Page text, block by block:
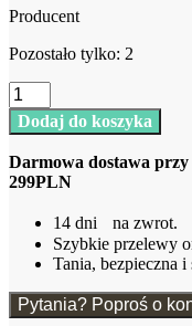
Producent
Pozostało tylko: 2
ilość
Lew
Szlafrok
6
lata
Dodaj do koszyka
Darmowa dostawa
299PLN
14 dni na zwrot.
Szybkie przelewy
Tania, bezpieczna
Pytania? Poproś o